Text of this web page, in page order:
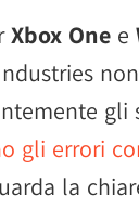
Xbox One e
gli errori
la